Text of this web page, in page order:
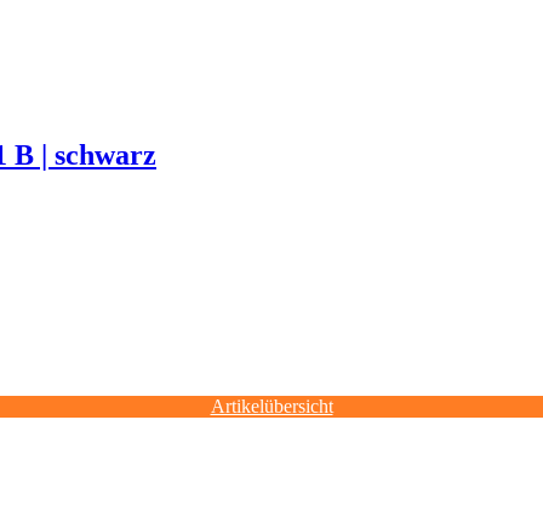
B | schwarz
Artikelübersicht